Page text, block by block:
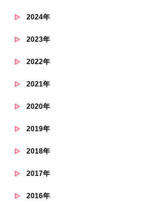
2024年
2023年
2022年
2021年
2020年
2019年
2018年
2017年
2016年